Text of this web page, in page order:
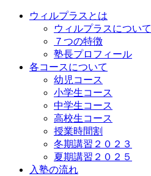
ウィルプラスとは
ウィルプラスについて
７つの特徴
塾長プロフィール
各コースについて
幼児コース
小学生コース
中学生コース
高校生コース
授業時間割
冬期講習２０２３
夏期講習２０２５
入塾の流れ